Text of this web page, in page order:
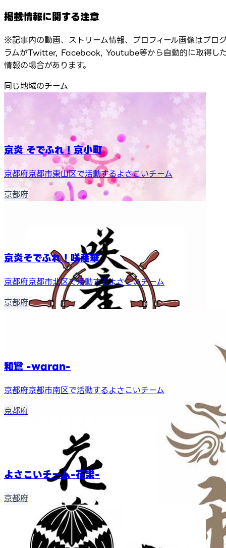
掲載情報に関する注意
※記事内の動画、ストリーム情報、プロフィール画像はプロ
ラムがTwitter, Facebook, Youtube等から自動的に取得し
情報の場合があります。
同じ地域のチーム
京炎 そでふれ！京小町
京都府京都市東山区で活動するよさこいチーム
京都府
京炎そでふれ！咲産華
京都府京都市北区で活動するよさこいチーム
京都府
和鸞 -waran-
京都府京都市南区で活動するよさこいチーム
京都府
よさこいチーム-花樂-
京都府